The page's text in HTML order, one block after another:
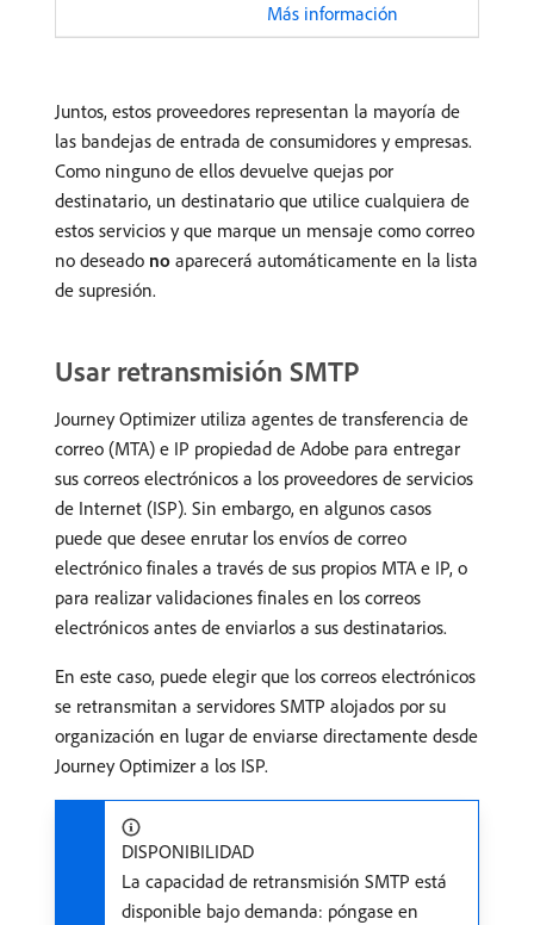
Más información
Juntos, estos proveedores representan la mayoría de
las bandejas de entrada de consumidores y empresas.
Como ninguno de ellos devuelve quejas por
destinatario, un destinatario que utilice cualquiera de
estos servicios y que marque un mensaje como correo
no deseado no aparecerá automáticamente en la lista
de supresión.
Usar retransmisión SMTP
Journey Optimizer utiliza agentes de transferencia de
correo (MTA) e IP propiedad de Adobe para entregar
sus correos electrónicos a los proveedores de servicios
de Internet (ISP). Sin embargo, en algunos casos
puede que desee enrutar los envíos de correo
electrónico finales a través de sus propios MTA e IP, o
para realizar validaciones finales en los correos
electrónicos antes de enviarlos a sus destinatarios.
En este caso, puede elegir que los correos electrónicos
se retransmitan a servidores SMTP alojados por su
organización en lugar de enviarse directamente desde
Journey Optimizer a los ISP.
DISPONIBILIDAD
La capacidad de retransmisión SMTP está
disponible bajo demanda: póngase en